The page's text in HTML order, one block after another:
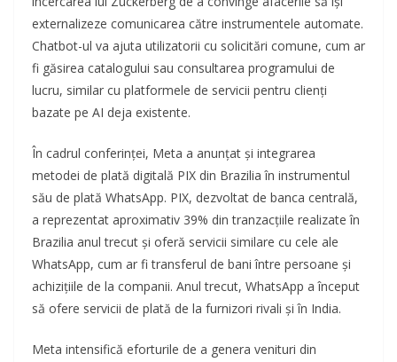
externalizeze comunicarea către instrumentele automate.
Chatbot-ul va ajuta utilizatorii cu solicitări comune, cum ar
fi găsirea catalogului sau consultarea programului de
lucru, similar cu platformele de servicii pentru clienți
bazate pe AI deja existente.
În cadrul conferinței, Meta a anunțat și integrarea
metodei de plată digitală PIX din Brazilia în instrumentul
său de plată WhatsApp. PIX, dezvoltat de banca centrală,
a reprezentat aproximativ 39% din tranzacțiile realizate în
Brazilia anul trecut și oferă servicii similare cu cele ale
WhatsApp, cum ar fi transferul de bani între persoane și
achizițiile de la companii. Anul trecut, WhatsApp a început
să ofere servicii de plată de la furnizori rivali și în India.
Meta intensifică eforturile de a genera venituri din